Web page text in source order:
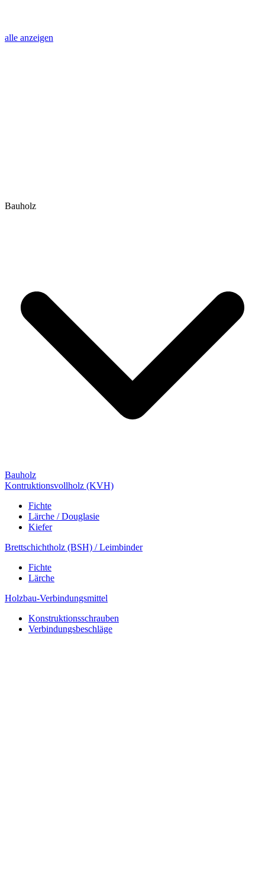
alle anzeigen
Bauholz
Bauholz
Kontruktionsvollholz (KVH)
Fichte
Lärche / Douglasie
Kiefer
Brettschichtholz (BSH) / Leimbinder
Fichte
Lärche
Holzbau-Verbindungsmittel
Konstruktionsschrauben
Verbindungsbeschläge